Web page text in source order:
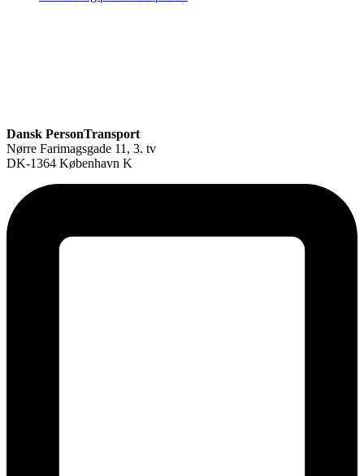
Dansk PersonTransport
Nørre Farimagsgade 11, 3. tv
DK-1364 København K